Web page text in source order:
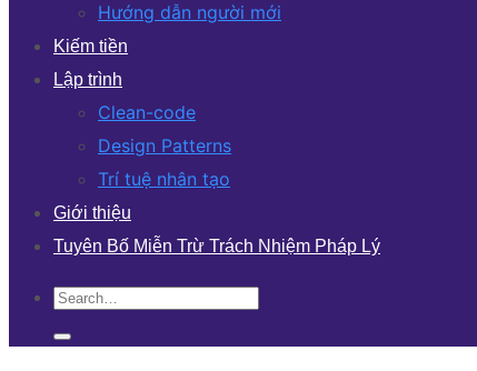
Hướng dẫn người mới
Kiếm tiền
Lập trình
Clean-code
Design Patterns
Trí tuệ nhân tạo
Giới thiệu
Tuyên Bố Miễn Trừ Trách Nhiệm Pháp Lý